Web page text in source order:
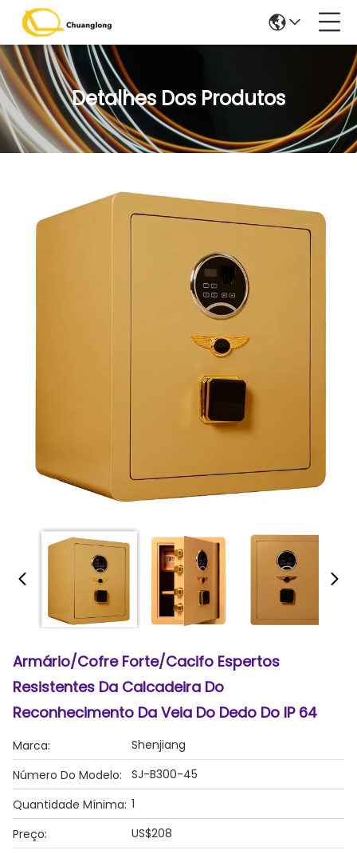
Detalhes Dos Produtos
Armário/cofre Forte/cacifo Espertos
Resistentes Da Calcadeira Do
Reconhecimento Da Veia Do Dedo Do IP 64
Marca:
Shenjiang
Número Do Modelo:
SJ-B300-45
Quantidade Mínima: 1
Preço:
US$208